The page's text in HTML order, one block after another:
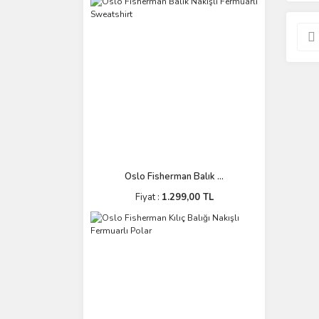
Oslo Fisherman Balık ...
Fiyat : 1.299,00 TL